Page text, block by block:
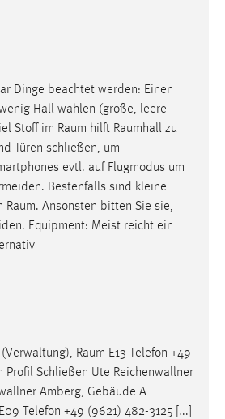
Dinge beachtet werden: Einen
Hall wählen (große, leere
Stoff im Raum hilft Raumhall zu
Türen schließen, um
evtl. auf Flugmodus um
Bestenfalls sind kleine
Raum. Ansonsten bitten Sie sie,
Equipment: Meist reicht ein
Raum E13 Telefon +49
Profil Schließen Ute Reichenwallner
Amberg, Gebäude A
E09 Telefon +49 (9621) 482-3125 [...]